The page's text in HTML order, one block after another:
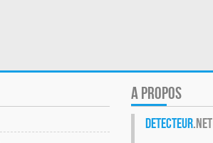
A PROPOS
Detecteur.net